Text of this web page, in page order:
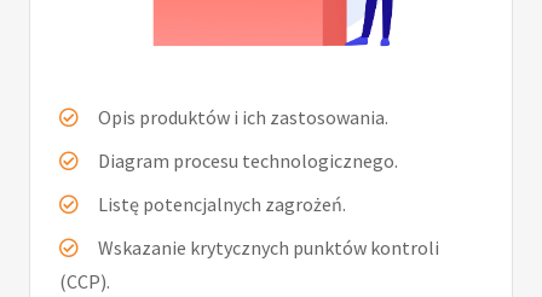
Opis produktów i ich zastosowania.
Diagram procesu technologicznego.
Listę potencjalnych zagrożeń.
Wskazanie krytycznych punktów kontroli
(CCP).